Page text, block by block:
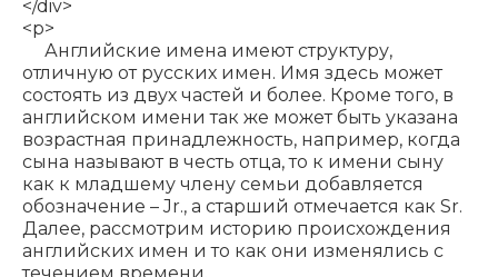
</div>
<p>
Английские имена имеют структуру,
отличную от русских имен. Имя здесь может
состоять из двух частей и более. Кроме того, в
английском имени так же может быть указана
возрастная принадлежность, например, когда
сына называют в честь отца, то к имени сыну
как к младшему члену семьи добавляется
обозначение – Jr., а старший отмечается как Sr.
Далее, рассмотрим историю происхождения
английских имен и то как они изменялись с